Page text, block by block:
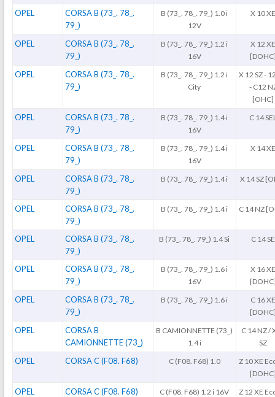
OPEL
CORSA B (73_. 78_.
79_)
B (73_. 78_. 79_) 1.0 i
12V
X 10
OPEL
CORSA B (73_. 78_.
79_)
B (73_. 78_. 79_) 1.2 i
16V
X 12
OPEL
CORSA B (73_. 78_.
79_)
B (73_. 78_. 79_) 1.2 i
City
X 12 SZ -
- C12
[OHC]
OPEL
CORSA B (73_. 78_.
79_)
B (73_. 78_. 79_) 1.4 i
16V
C 14
OPEL
CORSA B (73_. 78_.
79_)
B (73_. 78_. 79_) 1.4 i
16V
X 14
OPEL
CORSA B (73_. 78_.
79_)
B (73_. 78_. 79_) 1.4 i X 14 SZ
OPEL
CORSA B (73_. 78_.
79_)
B (73_. 78_. 79_) 1.4 i C 14 NZ
OPEL
CORSA B (73_. 78_.
79_)
B (73_. 78_. 79_) 1.4 Si C 14 SE
OPEL
CORSA B (73_. 78_.
79_)
B (73_. 78_. 79_) 1.6 i
16V
X 16
OPEL
CORSA B (73_. 78_.
79_)
B (73_. 78_. 79_) 1.6 i
C 16
OPEL
CORSA B
CAMIONNETTE (73_)
B CAMIONNETTE (73_)
1.4 i
C 14 NZ /
SZ
OPEL CORSA C (F08. F68) C (F08. F68) 1.0
Z 10 XE
OPEL CORSA C (F08. F68) C (F08. F68) 1.2 i 16V Z 12 XE